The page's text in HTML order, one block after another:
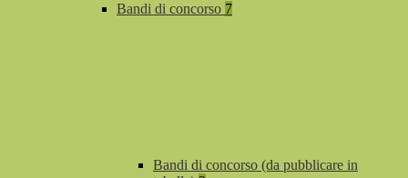
Bandi di concorso 7
Bandi di concorso (da pubblicare in